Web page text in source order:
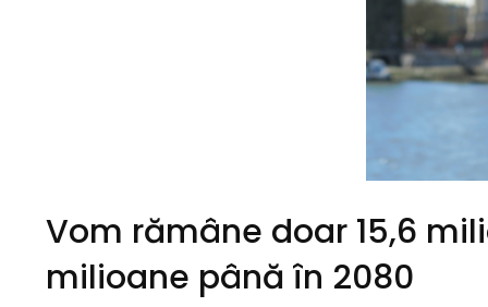
Vom rămâne doar 15,6
milioane până în 2080